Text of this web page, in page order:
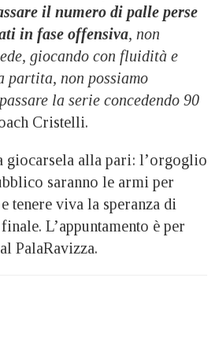
il numero di palle perse
in fase offensiva, non
giocando con fluidità e
partita, non possiamo
la serie concedendo 90
Cristelli.
giocarsela alla pari: l’orgoglio
saranno le armi per
tenere viva la speranza di
L’appuntamento è per
PalaRavizza.